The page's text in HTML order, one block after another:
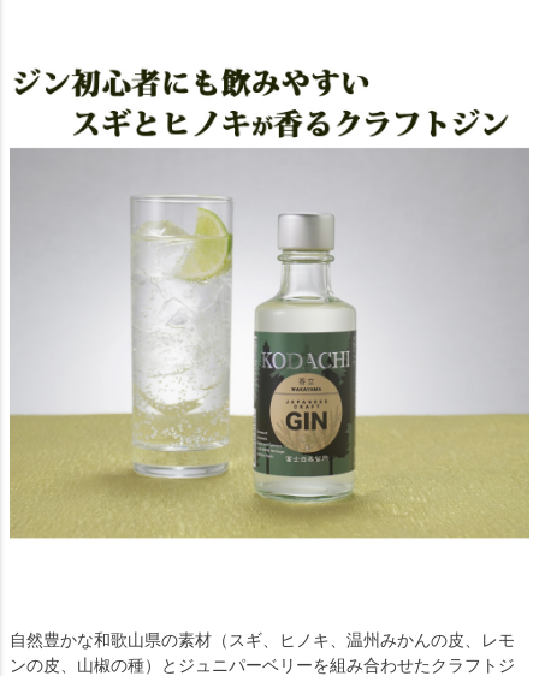
自然豊かな和歌山県の素材（スギ、ヒノキ、温州みかんの皮、レモ
ンの皮、山椒の種）とジュニパーベリーを組み合わせたクラフトジ